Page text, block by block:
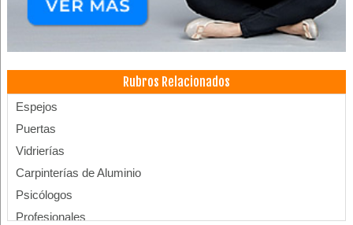
Rubros Relacionados
Espejos
Puertas
Vidrierías
Carpinterías de Aluminio
Psicólogos
Profesionales